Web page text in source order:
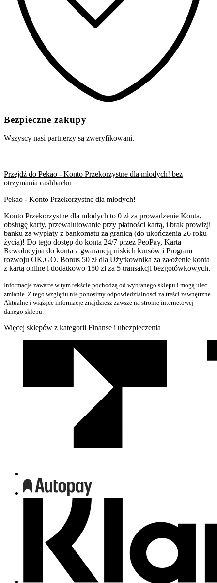
Bezpieczne zakupy
Wszyscy nasi partnerzy są zweryfikowani.
Przejdź do Pekao - Konto Przekorzystne dla młodych! bez
otrzymania cashbacku
Pekao - Konto Przekorzystne dla młodych!
Konto Przekorzystne dla młodych to 0 zł za prowadzenie Konta,
obsługę karty, przewalutowanie przy płatności kartą, i brak prowizji
banku za wypłaty z bankomatu za granicą (do ukończenia 26 roku
życia)! Do tego dostęp do konta 24/7 przez PeoPay, Karta
Rewolucyjna do konta z gwarancją niskich kursów i Program
rozwoju OK,GO. Bonus 50 zł dla Użytkownika za założenie konta
z kartą online i dodatkowo 150 zł za 5 transakcji bezgotówkowych.
Informacje zawarte w tym tekście pochodzą od wybranego sklepu i mogą ulec
zmianie. Z tego względu nie ponosimy odpowiedzialności za treści zewnętrzne.
Aktualne i wiążące informacje znajdziesz zawsze na stronie internetowej
danego sklepu.
Więcej sklepów z kategorii Finanse i ubezpieczenia